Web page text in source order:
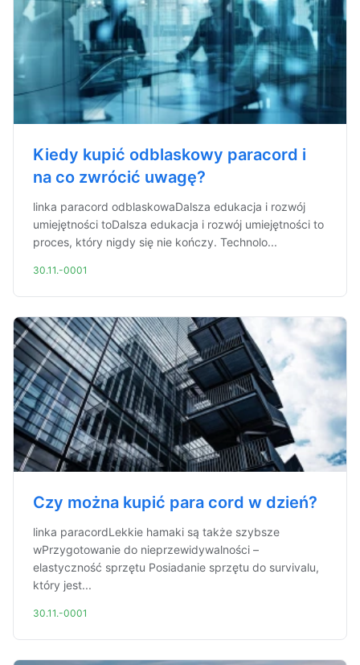
Kiedy kupić odblaskowy paracord i
na co zwrócić uwagę?
linka paracord odblaskowaDalsza edukacja i rozwój
umiejętności toDalsza edukacja i rozwój umiejętności to
proces, który nigdy się nie kończy. Technolo...
30.11.-0001
Czy można kupić para cord w dzień?
linka paracordLekkie hamaki są także szybsze
wPrzygotowanie do nieprzewidywalności –
elastyczność sprzętu Posiadanie sprzętu do survivalu,
który jest...
30.11.-0001